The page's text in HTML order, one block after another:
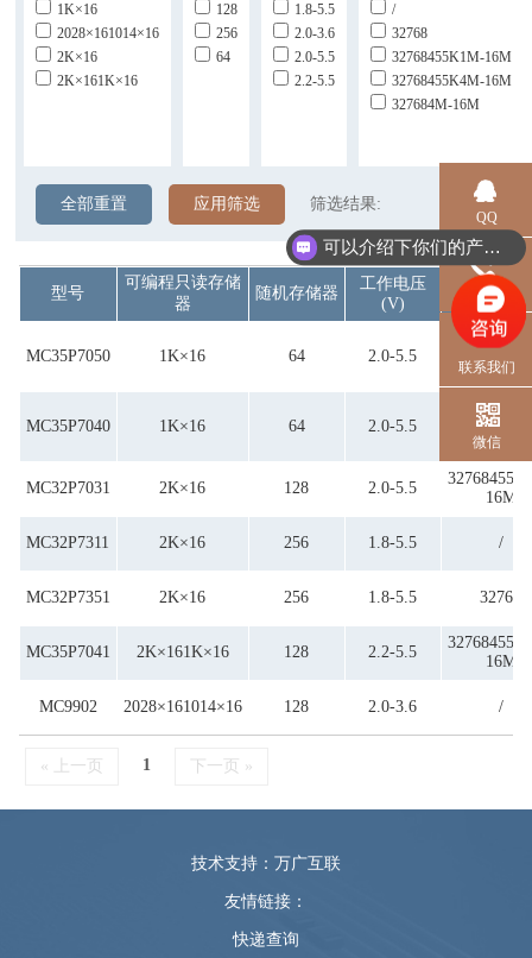
1K×16
2028×161014×16
2K×16
2K×161K×16
128
256
64
1.8-5.5
2.0-3.6
2.0-5.5
2.2-5.5
/
32768
32768455K1M-16M
32768455K4M-16M
327684M-16M
全部重置 应用筛选 筛选结果:
型号
可编程只读存储
器
随机存储器
工作电压
(V)
EXT
MC35P7050 1K×16 64 2.0-5.5 /
MC35P7040 1K×16 64 2.0-5.5 327684M-
MC32P7031 2K×16 128 2.0-5.5
16M
MC32P7311 2K×16 256 1.8-5.5 /
MC32P7351 2K×16 256 1.8-5.5 32768
MC35P7041 2K×161K×16 128 2.2-5.5
16M
MC9902 2028×161014×16 128 2.0-3.6 /
« 上一页 1 下一页 »
技术支持：万广互联
友情链接：
快递查询
QQ
电话
联系我们
微信
可以介绍下你们的产品么？